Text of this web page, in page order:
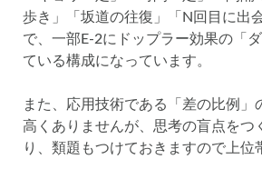
歩き」「坂道の往復」「N回目に出
で、一部E-2にドップラー効果の「
ている構成になっています。
また、応用技術である「差の比例」
高くありませんが、思考の盲点をつ
り、類題もつけておきますので上位